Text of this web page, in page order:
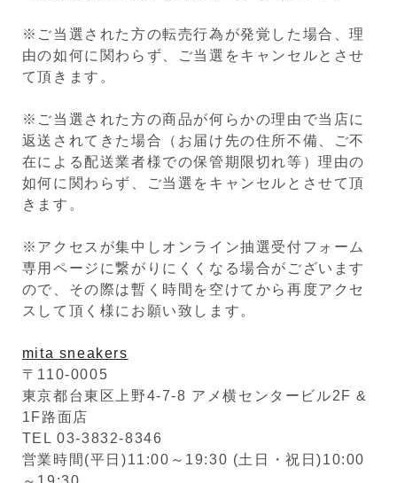
※ご当選された方の転売行為が発覚した場合、理
由の如何に関わらず、ご当選をキャンセルとさせ
て頂きます。
※ご当選された方の商品が何らかの理由で当店に
返送されてきた場合（お届け先の住所不備、ご不
在による配送業者様での保管期限切れ等）理由の
如何に関わらず、ご当選をキャンセルとさせて頂
きます。
※アクセスが集中しオンライン抽選受付フォーム
専用ページに繋がりにくくなる場合がございます
ので、その際は暫く時間を空けてから再度アクセ
スして頂く様にお願い致します。
mita sneakers
〒110-0005
東京都台東区上野4-7-8 アメ横センタービル2F &
1F路面店
TEL 03-3832-8346
営業時間(平日)11:00～19:30 (土日・祝日)10:00